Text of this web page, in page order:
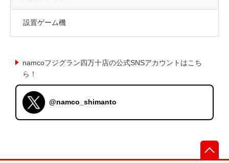
設置ゲーム機
namcoフジグラン四万十店の公式SNSアカウントはこち
ら！
@namco_shimanto